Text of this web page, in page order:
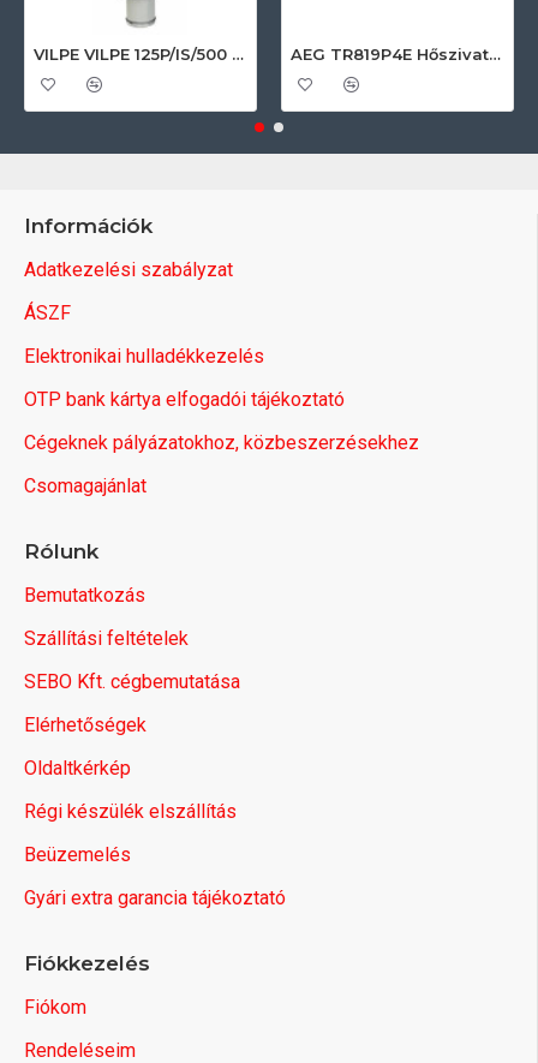
VILPE VILPE 125P/IS/500 FLOW tetőszellőző, fekete Szellőztető ventilátor tartozékok AEG TR819P4E Hőszivattyús szárítógép
Információk
Adatkezelési szabályzat
ÁSZF
Elektronikai hulladékkezelés
OTP bank kártya elfogadói tájékoztató
Cégeknek pályázatokhoz, közbeszerzésekhez
Csomagajánlat
Rólunk
Bemutatkozás
Szállítási feltételek
SEBO Kft. cégbemutatása
Elérhetőségek
Oldaltkérkép
Régi készülék elszállítás
Beüzemelés
Gyári extra garancia tájékoztató
Fiókkezelés
Fiókom
Rendeléseim